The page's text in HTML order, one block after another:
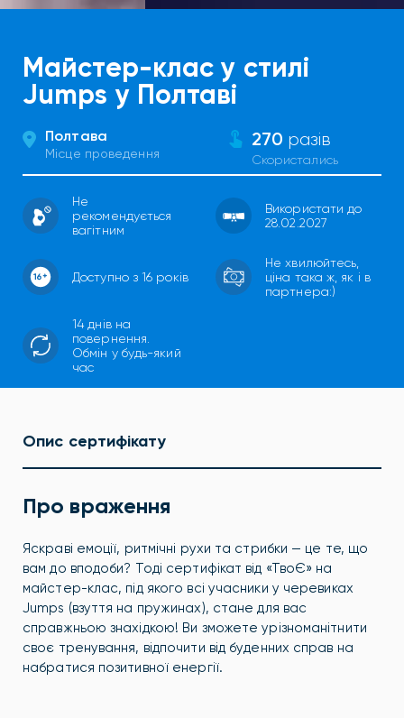
Майстер-клас у стилі
Jumps у Полтаві
Полтава
Місце проведення
270 разів
Скористались
Не
рекомендується
вагітним
Використати до
28.02.2027
Доступно з 16 років
Не хвилюйтесь,
ціна така ж, як і в
партнера:)
14 днів на
повернення.
Обмін у будь-який
час
Опис сертифікату
Про враження
Яскраві емоції, ритмічні рухи та стрибки — це те, що
вам до вподоби? Тоді сертифікат від «ТвоЄ» на
майстер-клас, під якого всі учасники у черевиках
Jumps (взуття на пружинах), стане для вас
справжньою знахідкою! Ви зможете урізноманітнити
своє тренування, відпочити від буденних справ на
набратися позитивної енергії.